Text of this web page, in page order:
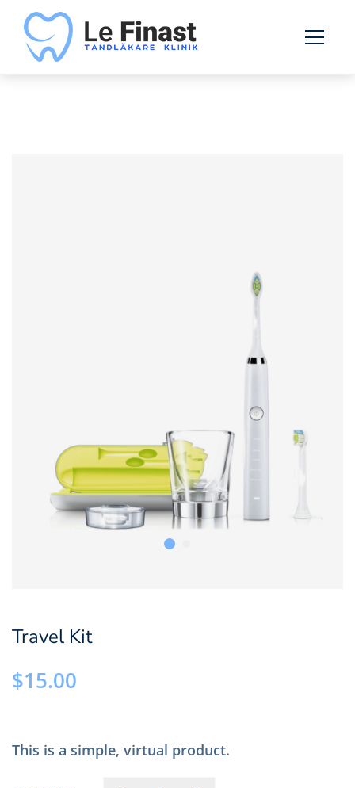
Travel Kit
$15.00
This is a simple, virtual product.